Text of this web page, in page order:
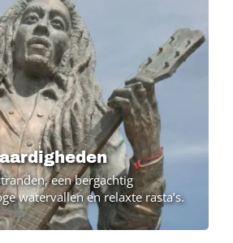
een bergachtig
watervallen en relaxte rasta’s.